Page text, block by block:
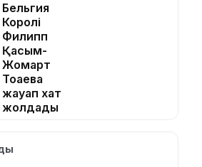
Бельгия
Королі
Филипп
Қасым-
Жомарт
Тоқаевқа
жауап хат
жолдады
құтқарушылар